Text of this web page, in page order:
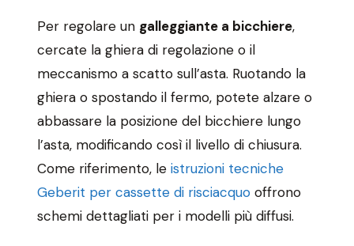
Per regolare un galleggiante a bicchiere,
cercate la ghiera di regolazione o il
meccanismo a scatto sull’asta. Ruotando la
ghiera o spostando il fermo, potete alzare o
abbassare la posizione del bicchiere lungo
l’asta, modificando così il livello di chiusura.
Come riferimento, le istruzioni tecniche
Geberit per cassette di risciacquo offrono
schemi dettagliati per i modelli più diffusi.